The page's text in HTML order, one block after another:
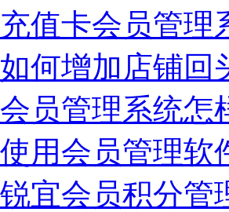
充值卡会员管理
如何增加店铺回
会员管理系统怎
使用会员管理软
锐宜会员积分管